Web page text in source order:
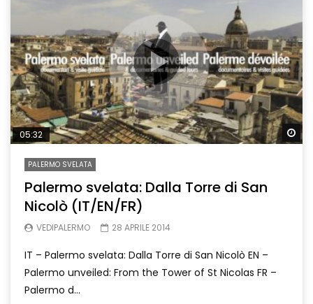
05:32
PALERMO SVELATA
Palermo svelata: Dalla Torre di San
Nicolò (IT/EN/FR)
VEDIPALERMO 28 APRILE 2014
IT – Palermo svelata: Dalla Torre di San Nicolò EN –
Palermo unveiled: From the Tower of St Nicolas FR –
Palermo d...